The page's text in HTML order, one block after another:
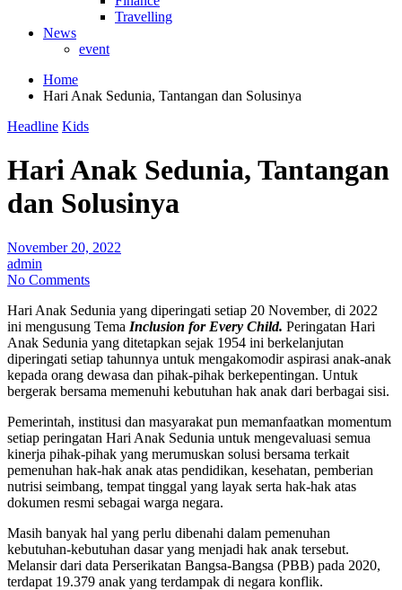
Travelling
News
event
Home
Hari Anak Sedunia, Tantangan dan Solusinya
Headline Kids
Hari Anak Sedunia, Tantangan
dan Solusinya
November 20, 2022
admin
No Comments
Hari Anak Sedunia yang diperingati setiap 20 November, di 2022
ini mengusung Tema Inclusion for Every Child. Peringatan Hari
Anak Sedunia yang ditetapkan sejak 1954 ini berkelanjutan
diperingati setiap tahunnya untuk mengakomodir aspirasi anak-anak
kepada orang dewasa dan pihak-pihak berkepentingan. Untuk
bergerak bersama memenuhi kebutuhan hak anak dari berbagai sisi.
Pemerintah, institusi dan masyarakat pun memanfaatkan momentum
setiap peringatan Hari Anak Sedunia untuk mengevaluasi semua
kinerja pihak-pihak yang merumuskan solusi bersama terkait
pemenuhan hak-hak anak atas pendidikan, kesehatan, pemberian
nutrisi seimbang, tempat tinggal yang layak serta hak-hak atas
dokumen resmi sebagai warga negara.
Masih banyak hal yang perlu dibenahi dalam pemenuhan
kebutuhan-kebutuhan dasar yang menjadi hak anak tersebut.
Melansir dari data Perserikatan Bangsa-Bangsa (PBB) pada 2020,
terdapat 19.379 anak yang terdampak di negara konflik.